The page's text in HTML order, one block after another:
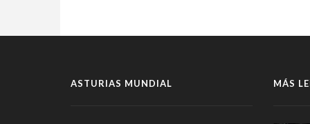
ASTURIAS MUNDIAL MÁS